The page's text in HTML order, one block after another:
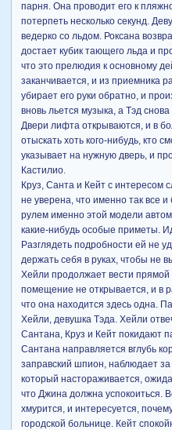
парня. Она проводит его к
потерпеть несколько секунд.
ведерко со льдом. Роксана
достает кубик тающего льда и
что это прелюдия к основному
заканчивается, и из приемника
убирает его руки обратно, и
вновь льется музыка, а Тэд
Двери лифта открываются, и в
отыскать хоть кого-нибудь, кто
указывает на нужную дверь, и
Кастилио.
Круз, Санта и Кейт с интересом
не уверена, что именно так все
рулем именно этой модели
какие-нибудь особые приметы.
Разглядеть подробности ей не
держать себя в руках, чтобы не
Хейли продолжает вести прямой
помещение не открывается, и в
что она находится здесь одна.
Хейли, девушка Тэда. Хейли
Сантана, Круз и Кейт покидают
Сантана направляется вглубь
заправский шпион, наблюдает
который настораживается,
что Джина должна успокоиться.
хмурится, и интересуется,
городской больнице. Кейт